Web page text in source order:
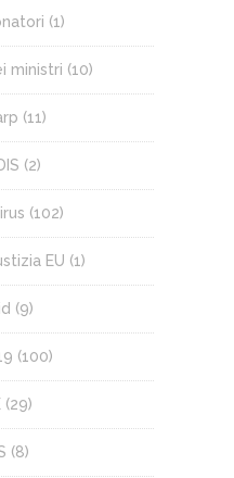
(1)
ministri (10)
(11)
(2)
(102)
EU (1)
(9)
(100)
(29)
(8)